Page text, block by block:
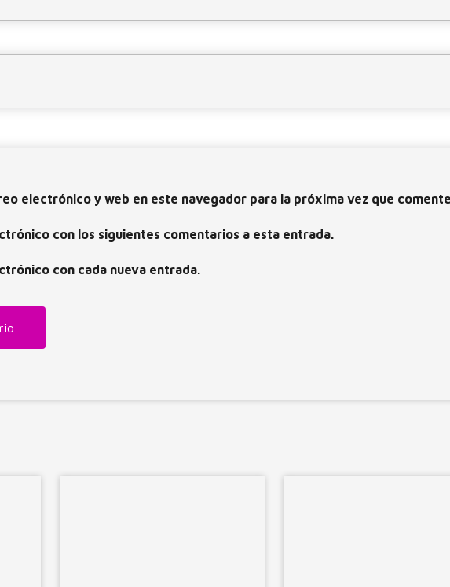
electrónico y web en este navegador para la próxima vez que
con los siguientes comentarios a esta entrada.
con cada nueva entrada.